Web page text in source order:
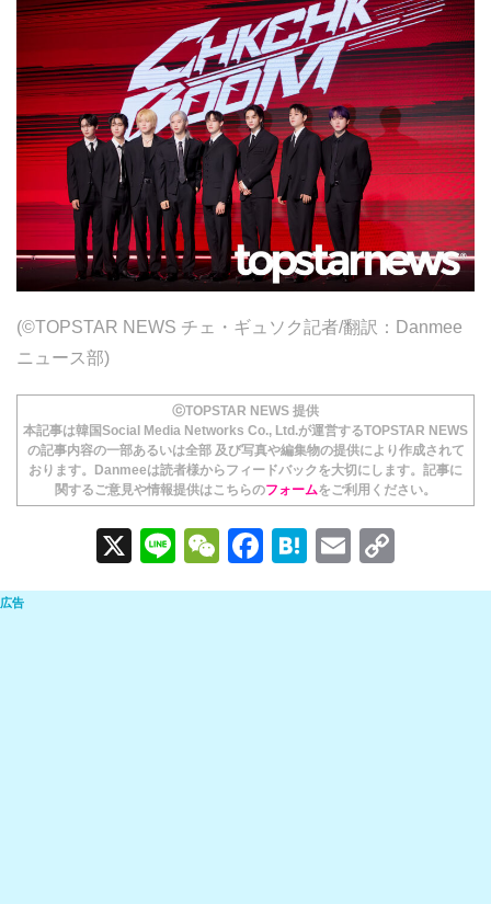
(©TOPSTAR NEWS チェ・ギュソク記者/翻訳：Danmee
ニュース部)
ⓒTOPSTAR NEWS 提供
本記事は韓国Social Media Networks Co., Ltd.が運営するTOPSTAR NEWS
の記事内容の一部あるいは全部 及び写真や編集物の提供により作成されて
おります。Danmeeは読者様からフィードバックを大切にします。記事に
関するご意見や情報提供はこちらのフォームをご利用ください。
X
Li
n
W
e
F
a
H
at
E
m o